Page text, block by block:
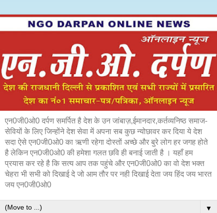
एन0जी0ओ0 दर्पण समर्पित है देश के उन जांबाज़,ईमानदार,कर्तव्यनिष्ठ समाज-
सेवियों के लिए जिन्होंने देश सेवा में अपना सब कुछ न्योछावर कर दिया ये देश
सदा ऐसे एन0जी0ओ0 का ऋणी रहेगा दोस्तों अच्छे और बुरे लोग हर जगह होते
है लेकिन एन0जी0ओ0 की हमेशा गलत छवि ही बनाई जाती है । यहाँ हम
प्रयास कर रहे है कि सत्य आप तक पहुंचे और एन0जी0ओ0 का वो देश भक्त
चेहरा भी सभी को दिखाई दे जो आम तौर पर नही दिखाई देता जय हिंद जय भारत
जय एन0जी0ओ0
▼